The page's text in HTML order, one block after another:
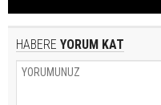
HABERE YORUM KAT